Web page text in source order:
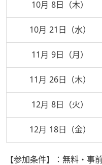
10月 8日（木）
10月 21日（水）
11月 9日（月）
11月 26日（木）
12月 8日（火）
12月 18日（金）
【参加条件】：無料・事